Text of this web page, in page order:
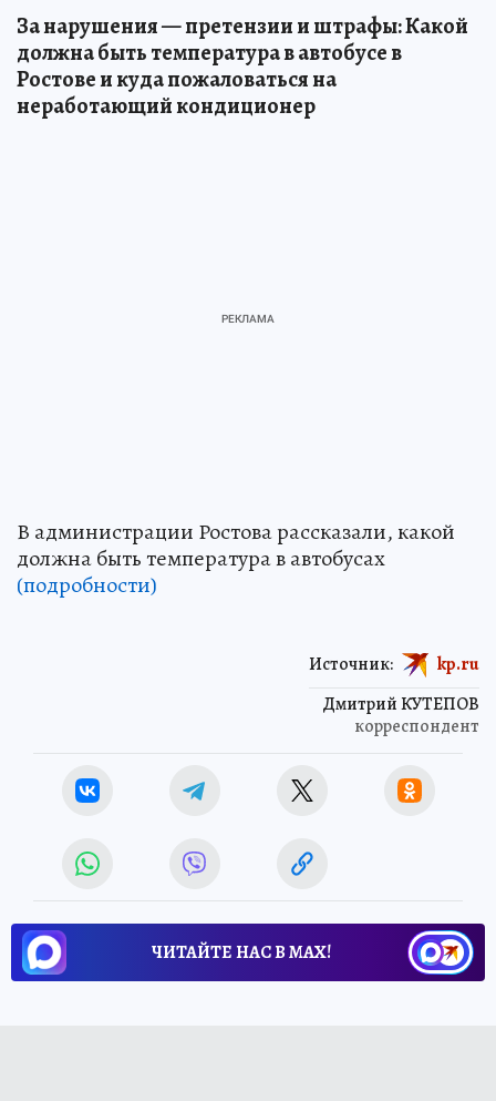
За нарушения — претензии и штрафы: Какой
должна быть температура в автобусе в
Ростове и куда пожаловаться на
неработающий кондиционер
В администрации Ростова рассказали, какой
должна быть температура в автобусах
(подробности)
Дмитрий КУТЕПОВ
корреспондент
Источник: kp.ru
ЧИТАЙТЕ НАС В МАХ!